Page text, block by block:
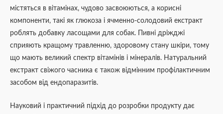
містяться в вітамінах, чудово засвоюються, а корисні
компоненти, такі як глюкоза і ячменно-солодовий екстракт
роблять добавку ласощами для собак. Пивні дріжджі
сприяють кращому травленню, здоровому стану шкіри, тому
що мають великий спектр вітамінів і мінералів. Натуральний
екстракт свіжого часника є також відмінним профілактичним
засобом від ендопаразитів.
Науковий і практичний підхід до розробки продукту дає